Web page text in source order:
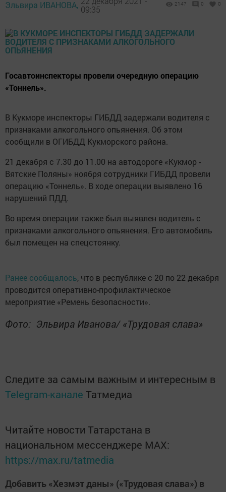
Эльвира ИВАНОВА, 09:35
2147 0 0
Госавтоинспекторы провели очередную операцию
«Тоннель».
В Кукморе инспекторы ГИБДД задержали водителя с
признаками алкогольного опьянения. Об этом
сообщили в ОГИБДД Кукморского района.
21 декабря с 7.30 до 11.00 на автодороге «Кукмор -
Вятские Поляны» ноября сотрудники ГИБДД провели
операцию «Тоннель». В ходе операции выявлено 16
нарушений ПДД.
Во время операции также был выявлен водитель с
признаками алкогольного опьянения. Его автомобиль
был помещен на спецстоянку.
Ранее сообщалось, что в республике с 20 по 22 декабря
проводится оперативно-профилактическое
мероприятие «Ремень безопасности».
Фото: Эльвира Иванова/ «Трудовая слава»
Следите за самым важным и интересным в
Telegram-канале Татмедиа
Читайте новости Татарстана в
национальном мессенджере MАХ:
https://max.ru/tatmedia
Добавить «Хезмэт даны» («Трудовая слава») в